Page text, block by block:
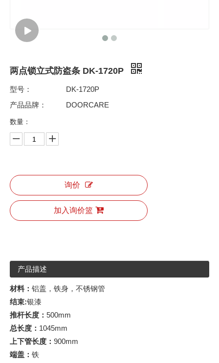
两点锁立式防盗条 DK-1720P
型号：
DK-1720P
产品品牌：
DOORCARE
数量：
询价
加入询价篮
产品描述
材料： 铝盖，铁身，不锈钢管
结束:银漆
推杆长度： 500mm
总长度： 1045mm
上下管长度： 900mm
端盖： 铁